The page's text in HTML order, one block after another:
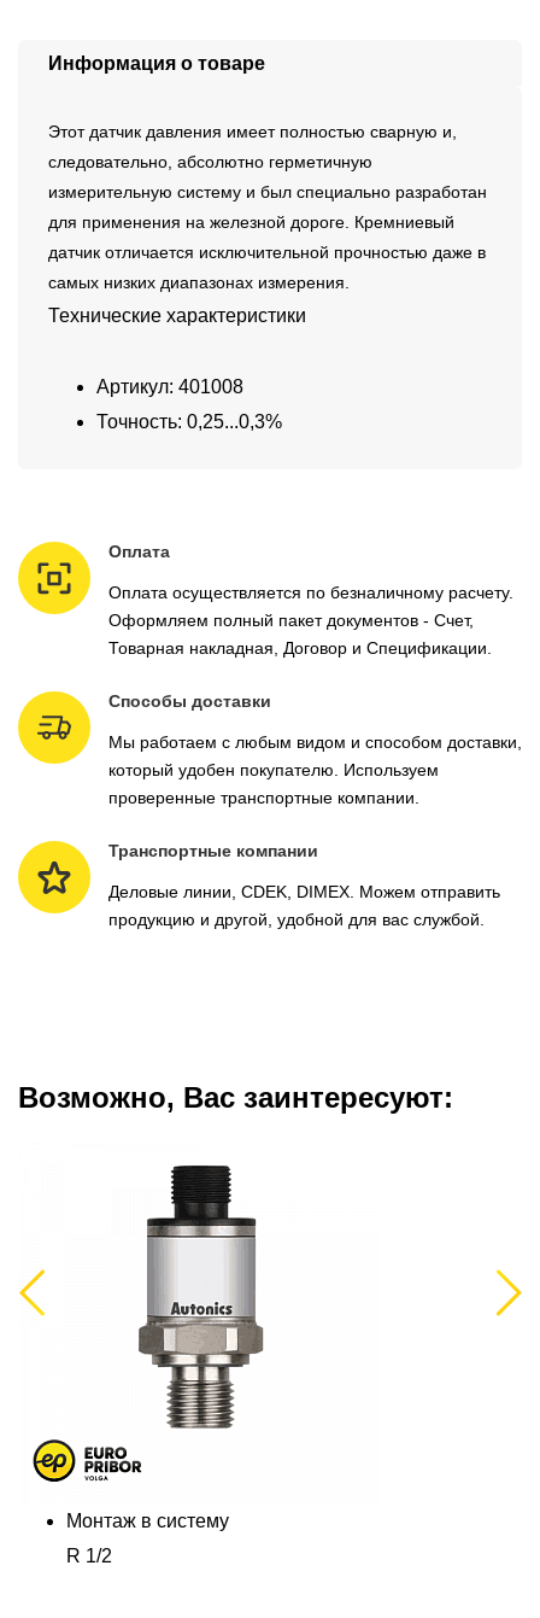
Информация о товаре
Этот датчик давления имеет полностью сварную и,
следовательно, абсолютно герметичную
измерительную систему и был специально разработан
для применения на железной дороге. Кремниевый
датчик отличается исключительной прочностью даже в
самых низких диапазонах измерения.
Технические характеристики
Артикул: 401008
Точность: 0,25...0,3%
Оплата
Оплата осуществляется по безналичному расчету.
Оформляем полный пакет документов - Счет,
Товарная накладная, Договор и Спецификации.
Способы доставки
Мы работаем с любым видом и способом доставки,
который удобен покупателю. Используем
проверенные транспортные компании.
Транспортные компании
Деловые линии, CDEK, DIMEX. Можем отправить
продукцию и другой, удобной для вас службой.
Возможно, Вас заинтересуют:
Previous
Монтаж в систему
R 1/2
Next